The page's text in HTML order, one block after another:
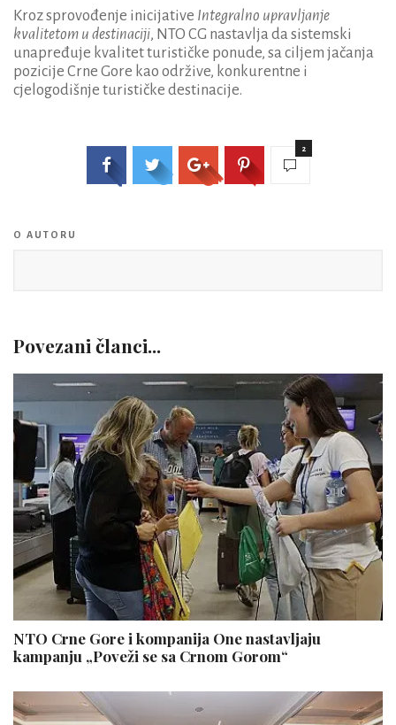
Kroz sprovođenje inicijative Integralno upravljanje
kvalitetom u destinaciji, NTO CG nastavlja da sistemski
unapređuje kvalitet turističke ponude, sa ciljem jačanja
pozicije Crne Gore kao održive, konkurentne i
cjelogodišnje turističke destinacije.
2
O AUTORU
Povezani članci...
NTO Crne Gore i kompanija One nastavljaju
kampanju „Poveži se sa Crnom Gorom“